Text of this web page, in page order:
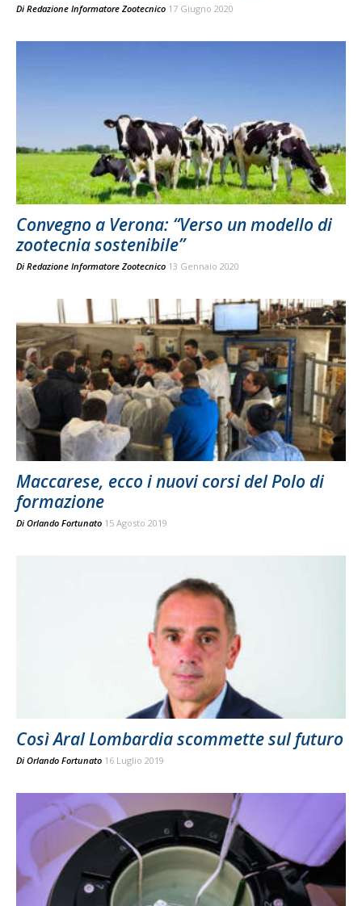
Di Redazione Informatore Zootecnico 17 Giugno 2020
Convegno a Verona: “Verso un modello di
zootecnia sostenibile”
Di Redazione Informatore Zootecnico 13 Gennaio 2020
Maccarese, ecco i nuovi corsi del Polo di
formazione
Di Orlando Fortunato 15 Agosto 2019
Così Aral Lombardia scommette sul futuro
Di Orlando Fortunato 16 Luglio 2019